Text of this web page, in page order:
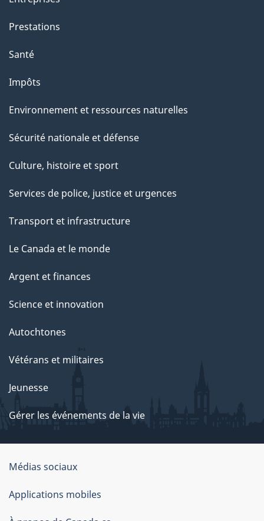
"
Prestations
Santé
Impôts
Environnement et ressources naturelles
Sécurité nationale et défense
Culture, histoire et sport
Services de police, justice et urgences
Transport et infrastructure
Le Canada et le monde
Argent et finances
Science et innovation
Autochtones
Vétérans et militaires
Jeunesse
Gérer les événements de la vie
Organisation
du
gouvernement
Médias sociaux
Applications mobiles